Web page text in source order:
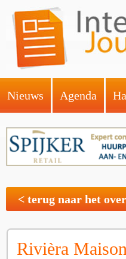
Nieuws Agenda
< terug naar het
Rivièra